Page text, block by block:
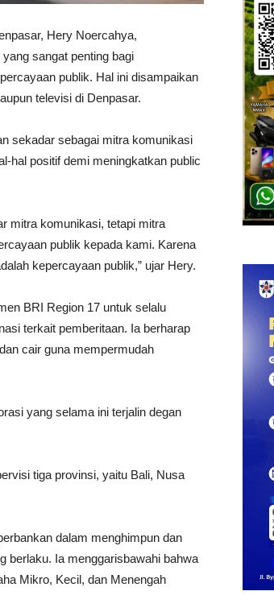
Hery Noercahya,
sangat penting bagi
publik. Hal ini disampaikan
televisi di Denpasar.
sekadar sebagai mitra komunikasi
hal positif demi meningkatkan public
mitra komunikasi, tetapi mitra
publik kepada kami. Karena
kepercayaan publik,” ujar Hery.
BRI Region 17 untuk selalu
terkait pemberitaan. Ia berharap
cair guna mempermudah
yang selama ini terjalin degan
tiga provinsi, yaitu Bali, Nusa
dalam menghimpun dan
berlaku. Ia menggarisbawahi bahwa
Mikro, Kecil, dan Menengah